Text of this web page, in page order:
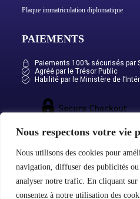
Nous respectons votre vie
Nous utilisons des cookies pour
navigation, diffuser des publicités ou
analyser notre trafic. En cliquant sur
consentez à notre utilisation des
Plaque immatriculation diplomatique
PAIEMENTS
Paiements 100% sécurisés par
Agréé par le Trésor Public
Habilité par le Ministère de